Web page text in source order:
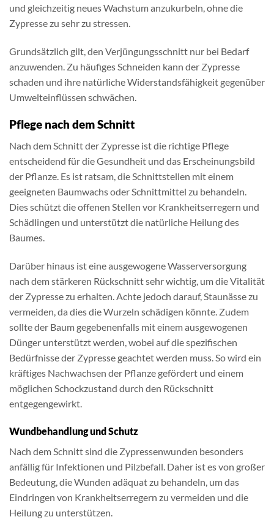
und gleichzeitig neues Wachstum anzukurbeln, ohne die
Zypresse zu sehr zu stressen.
Grundsätzlich gilt, den Verjüngungsschnitt nur bei Bedarf
anzuwenden. Zu häufiges Schneiden kann der Zypresse
schaden und ihre natürliche Widerstandsfähigkeit gegenüber
Umwelteinflüssen schwächen.
Pflege nach dem Schnitt
Nach dem Schnitt der Zypresse ist die richtige Pflege
entscheidend für die Gesundheit und das Erscheinungsbild
der Pflanze. Es ist ratsam, die Schnittstellen mit einem
geeigneten Baumwachs oder Schnittmittel zu behandeln.
Dies schützt die offenen Stellen vor Krankheitserregern und
Schädlingen und unterstützt die natürliche Heilung des
Baumes.
Darüber hinaus ist eine ausgewogene Wasserversorgung
nach dem stärkeren Rückschnitt sehr wichtig, um die Vitalität
der Zypresse zu erhalten. Achte jedoch darauf, Staunässe zu
vermeiden, da dies die Wurzeln schädigen könnte. Zudem
sollte der Baum gegebenenfalls mit einem ausgewogenen
Dünger unterstützt werden, wobei auf die spezifischen
Bedürfnisse der Zypresse geachtet werden muss. So wird ein
kräftiges Nachwachsen der Pflanze gefördert und einem
möglichen Schockzustand durch den Rückschnitt
entgegengewirkt.
Wundbehandlung und Schutz
Nach dem Schnitt sind die Zypressenwunden besonders
anfällig für Infektionen und Pilzbefall. Daher ist es von großer
Bedeutung, die Wunden adäquat zu behandeln, um das
Eindringen von Krankheitserregern zu vermeiden und die
Heilung zu unterstützen.